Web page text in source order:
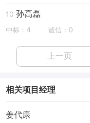
10 孙高磊
中标：4 诚信：0
上一页
相关项目经理
姜代康